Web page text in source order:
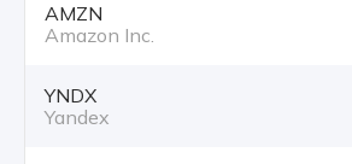
AMZN
Amazon Inc.
YNDX
Yandex